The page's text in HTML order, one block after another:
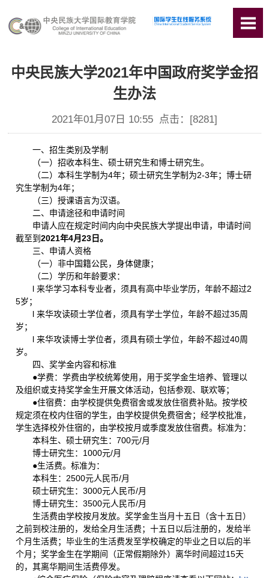
中央民族大学2021年中国政府奖学金招
生办法
2021年01月07日 10:55 点击：[8281]
一、招生类别及学制
（一）招收本科生、硕士研究生和博士研究生。
（二）本科生学制为4年；硕士研究生学制为2-3年；博士研
究生学制为4年；
（三）授课语言为汉语。
二、申请途径和申请时间
申请人应在规定时间内向中央民族大学提出申请，申请时间
截至到2021年4月23 日。
三、申请人资格
（一）非中国籍公民，身体健康；
（二）学历和年龄要求：
l 来华学习本科专业者，须具有高中毕业学历，年龄不超过2
5岁；
l 来华攻读硕士学位者，须具有学士学位，年龄不超过35周
岁；
l 来华攻读博士学位者，须具有硕士学位，年龄不超过40周
岁。
四、奖学金内容和标准
●学费：学费由学校统筹使用，用于奖学金生培养、管理以
及组织或支持奖学金生开展文体活动，包括参观、联欢等；
●住宿费：由学校提供免费宿舍或发放住宿费补贴。按学校
规定须在校内住宿的学生，由学校提供免费宿舍；经学校批准，
学生选择校外住宿的，由学校按月或季度发放住宿费。标准为：
本科生、硕士研究生：700元/月
博士研究生：1000元/月
●生活费。标准为：
本科生：2500元人民币/月
硕士研究生：3000元人民币/月
博士研究生：3500元人民币/月
生活费由学校按月发放。奖学金生当月十五日（含十五日）
之前到校注册的，发给全月生活费；十五日以后注册的，发给半
个月生活费；毕业生的生活费发至学校确定的毕业之日以后的半
个月；奖学金生在学期间（正常假期除外）离华时间超过15天
的，其离华期间生活费停发。